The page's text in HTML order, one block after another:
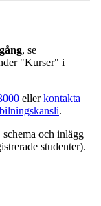
, se
"Kurser" i
ellerkontakta
.
och inlägg
studenter).